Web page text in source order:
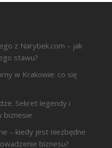
z Narybek.com – jak
stawu?
w Krakowie: co się
Sekret legendy i
biznesie
– kiedy jest niezbędne
biznesu?